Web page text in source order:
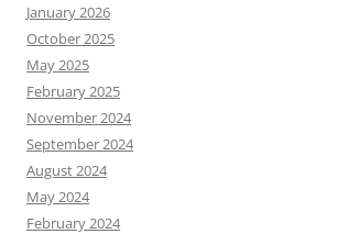
January 2026
October 2025
May 2025
February 2025
November 2024
September 2024
August 2024
May 2024
February 2024